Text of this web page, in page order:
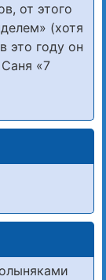
от этого
(хотя
это году он
«7